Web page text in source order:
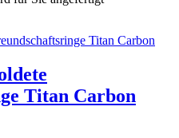
Titan Carbon